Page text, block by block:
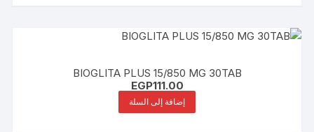
BIOGLITA PLUS 15/850 MG 30TAB
EGP111.00
إضافة إلى السلة